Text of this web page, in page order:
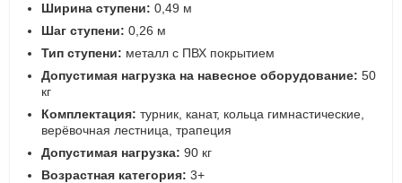
Ширина ступени: 0,49 м
Шаг ступени: 0,26 м
Тип ступени: металл с ПВХ покрытием
Допустимая нагрузка на навесное оборудование: 50
кг
Комплектация: турник, канат, кольца гимнастические,
верёвочная лестница, трапеция
Допустимая нагрузка: 90 кг
Возрастная категория: 3+